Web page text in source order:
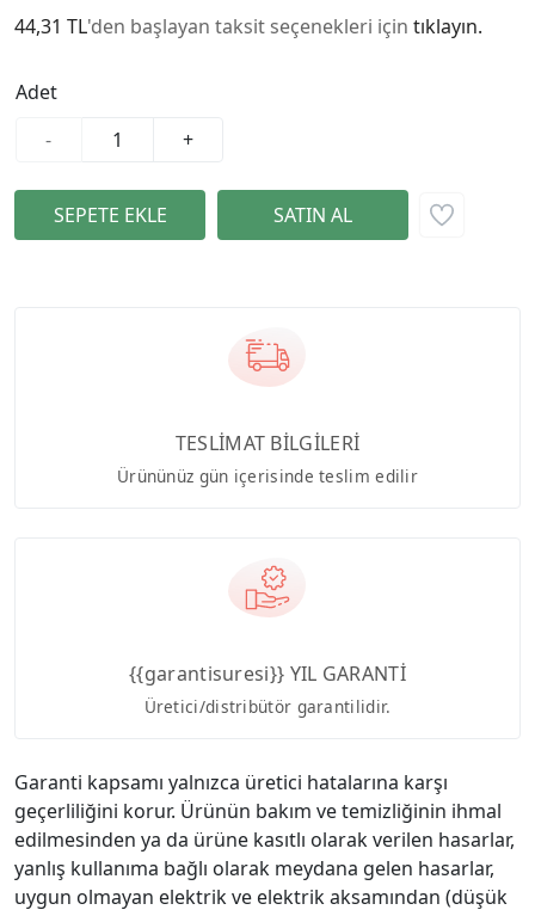
44,31 TL'den başlayan taksit seçenekleri için tıklayın.
Adet
-
+
TESLİMAT BİLGİLERİ
Ürününüz gün içerisinde teslim edilir
{{garantisuresi}} YIL GARANTİ
Üretici/distribütör garantilidir.
Garanti kapsamı yalnızca üretici hatalarına karşı
geçerliliğini korur. Ürünün bakım ve temizliğinin ihmal
edilmesinden ya da ürüne kasıtlı olarak verilen hasarlar,
yanlış kullanıma bağlı olarak meydana gelen hasarlar,
uygun olmayan elektrik ve elektrik aksamından (düşük